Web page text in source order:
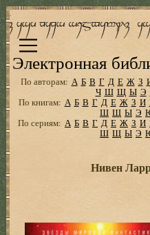
Электронная
По авторам: А Б В Г Д Е Ж З
Ч Ш Щ Ы Э
По книгам: А Б В Г Д Е Ж З И
Ш Щ Ы Э
По сериям: А Б В Г Д Е Ж З И
Ш Щ Ы Э
Нивен